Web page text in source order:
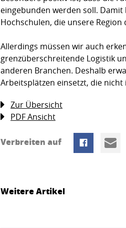
eingebunden werden soll.
Hochschulen, die unsere
Allerdings müssen wir auch
grenzüberschreitende Logistik
anderen Branchen. Deshalb
Arbeitsplätzen einsetzt, die nicht
Zur Übersicht
PDF Ansicht
Verbreiten auf
Weitere Artikel